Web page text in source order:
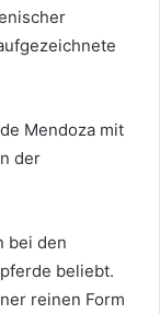
Mendoza mit
der
bei den
beliebt.
reinen Form